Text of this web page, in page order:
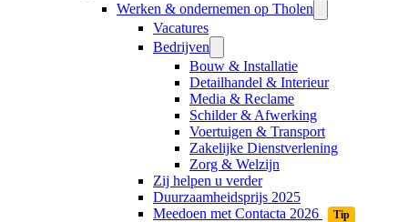
Werken & ondernemen op Tholen
Vacatures
Bedrijven
Bouw & Installatie
Detailhandel & Interieur
Media & Reclame
Schilder & Afwerking
Voertuigen & Transport
Zakelijke Dienstverlening
Zorg & Welzijn
Zij helpen u verder
Duurzaamheidsprijs 2025
Meedoen met Contacta 2026
Tip